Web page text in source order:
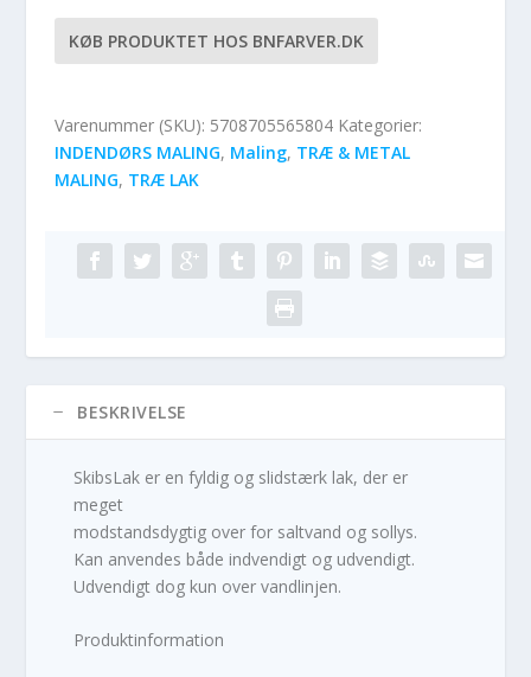
KØB PRODUKTET HOS BNFARVER.DK
Varenummer (SKU): 5708705565804 Kategorier:
INDENDØRS MALING, Maling, TRÆ & METAL
MALING, TRÆ LAK
BESKRIVELSE
SkibsLak er en fyldig og slidstærk lak, der er
meget
modstandsdygtig over for saltvand og sollys.
Kan anvendes både indvendigt og udvendigt.
Udvendigt dog kun over vandlinjen.
Produktinformation